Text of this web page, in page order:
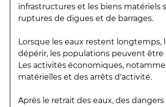
infrastructures et les biens matériels
ruptures de digues et de barrages.
Lorsque les eaux restent longtemps,
dépérir, les populations peuvent
Les activités économiques,
matérielles et des arrêts d'activité.
Après le retrait des eaux, des